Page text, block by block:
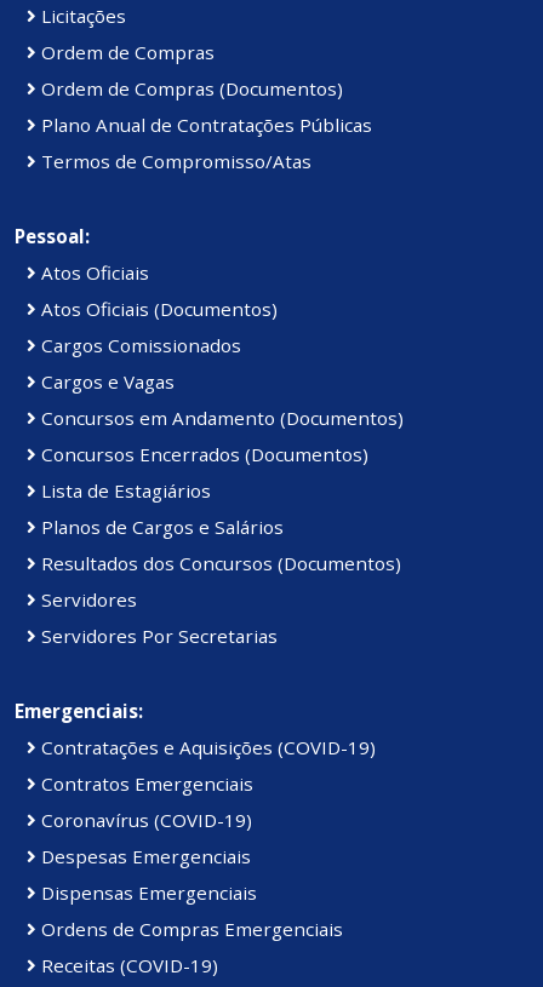
Licitações
Ordem de Compras
Ordem de Compras (Documentos)
Plano Anual de Contratações Públicas
Termos de Compromisso/Atas
Pessoal:
Atos Oficiais
Atos Oficiais (Documentos)
Cargos Comissionados
Cargos e Vagas
Concursos em Andamento (Documentos)
Concursos Encerrados (Documentos)
Lista de Estagiários
Planos de Cargos e Salários
Resultados dos Concursos (Documentos)
Servidores
Servidores Por Secretarias
Emergenciais:
Contratações e Aquisições (COVID-19)
Contratos Emergenciais
Coronavírus (COVID-19)
Despesas Emergenciais
Dispensas Emergenciais
Ordens de Compras Emergenciais
Receitas (COVID-19)